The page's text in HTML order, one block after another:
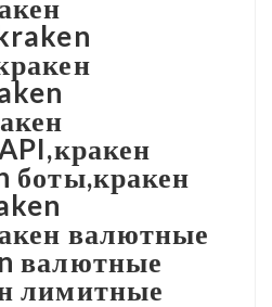
боты,кракен
валютные
валютные
лимитные